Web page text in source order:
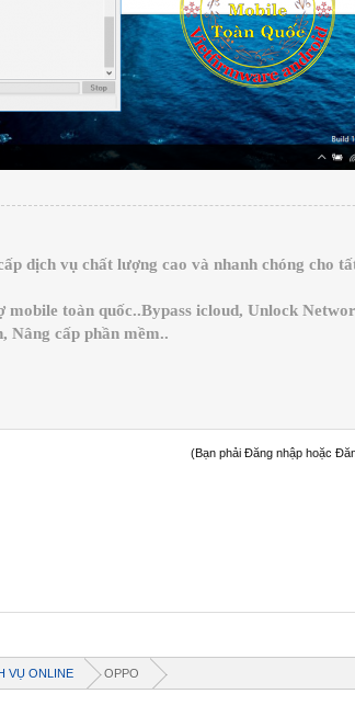
dịch vụ chất lượng cao và nhanh chóng cho
toàn quốc..Bypass icloud, Unlock
Nâng cấp phần mềm..
(Bạn phải Đăng nhập hoặc
VỤ ONLINE OPPO